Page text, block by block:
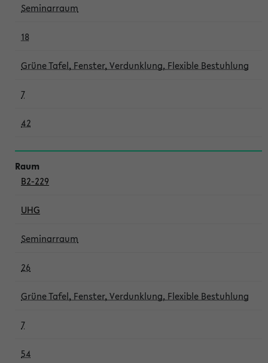
Seminarraum
18
Grüne Tafel, Fenster, Verdunklung, Flexible Bestuhlung
7
42
B2-229
UHG
Seminarraum
26
Grüne Tafel, Fenster, Verdunklung, Flexible Bestuhlung
7
54